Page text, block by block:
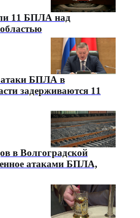
11 БПЛА над
атаки БПЛА в
задерживаются 11
в Волгоградской
атаками БПЛА,